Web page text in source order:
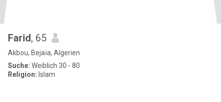
Farid, 65
Akbou, Bejaïa, Algerien
Suche: Weiblich 30 - 80
Religion: Islam